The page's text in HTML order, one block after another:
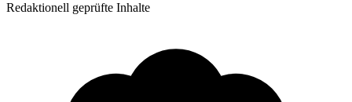
Redaktionell geprüfte Inhalte